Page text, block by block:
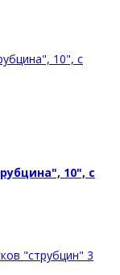
10", с